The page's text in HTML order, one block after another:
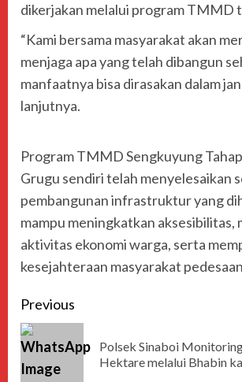
dikerjakan melalui program TMMD
“Kami bersama masyarakat akan
menjaga apa yang telah dibangun
manfaatnya bisa dirasakan dalam
lanjutnya.
Program TMMD Sengkuyung
Grugu sendiri telah menyelesaikan
pembangunan infrastruktur yang
mampu meningkatkan aksesibilitas,
aktivitas ekonomi warga, serta
kesejahteraan masyarakat
Previous
Polsek Sinaboi
Hektare melalui Bhabin